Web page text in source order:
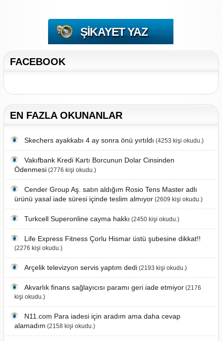
ŞIKAYET YAZ
FACEBOOK
EN FAZLA OKUNANLAR
Skechers ayakkabı 4 ay sonra önü yırtıldı (4253 kişi okudu.)
Vakıfbank Kredi Kartı Borcunun Dolar Cinsinden
Ödenmesi(2776 kişi okudu.)
Cender Group Aş. satın aldığım Rosio Tens Master adlı
ürünü yasal iade süresi içinde teslim almıyor(2609 kişi okudu.)
Turkcell Superonline cayma hakkı (2450 kişi okudu.)
Life Express Fitness Çorlu Hismar üstü şubesine dikkat!!
(2276 kişi okudu.)
Arçelik televizyon servis yaptım dedi(2193 kişi okudu.)
Akvarlık finans sağlayıcısı paramı geri iade etmiyor(2176
kişi okudu.)
N11.com Para iadesi için aradım ama daha cevap
alamadım (2158 kişi okudu.)